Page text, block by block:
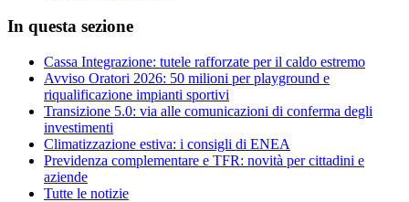
In questa sezione
Cassa Integrazione: tutele rafforzate per il caldo estremo
Avviso Oratori 2026: 50 milioni per playground e
riqualificazione impianti sportivi
Transizione 5.0: via alle comunicazioni di conferma degli
investimenti
Climatizzazione estiva: i consigli di ENEA
Previdenza complementare e TFR: novità per cittadini e
aziende
Tutte le notizie